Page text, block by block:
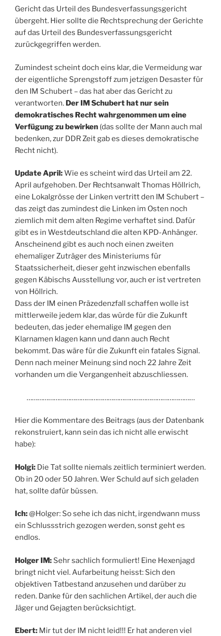
Gericht das Urteil des Bundesverfassungsgericht
übergeht. Hier sollte die Rechtsprechung der Gerichte
auf das Urteil des Bundesverfassungsgericht
zurückgegriffen werden.
Zumindest scheint doch eins klar, die Vermeidung war
der eigentliche Sprengstoff zum jetzigen Desaster für
den IM Schubert – das hat aber das Gericht zu
verantworten. Der IM Schubert hat nur sein
demokratisches Recht wahrgenommen um eine
Verfügung zu bewirken (das sollte der Mann auch mal
bedenken, zur DDR Zeit gab es dieses demokratische
Recht nicht).
Update April:Wie es scheint wird das Urteil am 22.
April aufgehoben. Der Rechtsanwalt Thomas Höllrich,
eine Lokalgrösse der Linken vertritt den IM Schubert –
das zeigt das zumindest die Linken im Osten noch
ziemlich mit dem alten Regime verhaftet sind. Dafür
gibt es in Westdeutschland die alten KPD-Anhänger.
Anscheinend gibt es auch noch einen zweiten
ehemaliger Zuträger des Ministeriums für
Staatssicherheit, dieser geht inzwischen ebenfalls
gegen Käbischs Ausstellung vor, auch er ist vertreten
von Höllrich.
Dass der IM einen Präzedenzfall schaffen wolle ist
mittlerweile jedem klar, das würde für die Zukunft
bedeuten, das jeder ehemalige IM gegen den
Klarnamen klagen kann und dann auch Recht
bekommt. Das wäre für die Zukunft ein fatales Signal.
Denn nach meiner Meinung sind noch 22 Jahre Zeit
vorhanden um die Vergangenheit abzuschliessen.
…………………………………………………………………………………
Hier die Kommentare des Beitrags (aus der Datenbank
rekonstruiert, kann sein das ich nicht alle erwischt
habe):
Holgi: Die Tat sollte niemals zeitlich terminiert werden.
Ob in 20 oder 50 Jahren. Wer Schuld auf sich geladen
hat, sollte dafür büssen.
Ich:@Holger: So sehe ich das nicht, irgendwann muss
ein Schlussstrich gezogen werden, sonst geht es
endlos.
Holger IM: Sehr sachlich formuliert! Eine Hexenjagd
bringt nicht viel. Aufarbeitung heisst: Sich den
objektiven Tatbestand anzusehen und darüber zu
reden. Danke für den sachlichen Artikel, der auch die
Jäger und Gejagten berücksichtigt.
Ebert: Mir tut der IM nicht leid!!! Er hat anderen viel